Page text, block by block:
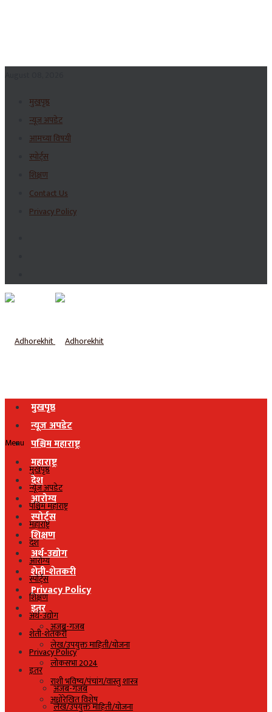
मुखपृष्ठ
न्यूज अपडेट
आमच्या विषयी
स्पोर्ट्स
शिक्षण
Contact Us
Privacy Policy
मुखपृष्ठ
न्यूज अपडेट
पश्चिम महाराष्ट्र
महाराष्ट्र
देश
आरोग्य
स्पोर्ट्स
शिक्षण
अर्थ-उद्योग
शेती-शेतकरी
Privacy Policy
इतर
अजब-गजब
लेख/उपयुक्त माहिती/योजना
लोकसभा 2024
राशी भविष्य/पंचांग/वास्तु शास्त्र
अधोरेखित विशेष
Menu
मुखपृष्ठ
न्यूज अपडेट
पश्चिम महाराष्ट्र
महाराष्ट्र
देश
आरोग्य
स्पोर्ट्स
शिक्षण
अर्थ-उद्योग
शेती-शेतकरी
Privacy Policy
इतर
अजब-गजब
लेख/उपयुक्त माहिती/योजना